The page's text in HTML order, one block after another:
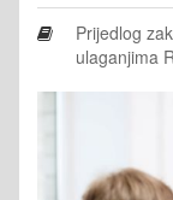
Prijedlog
ulaganjima